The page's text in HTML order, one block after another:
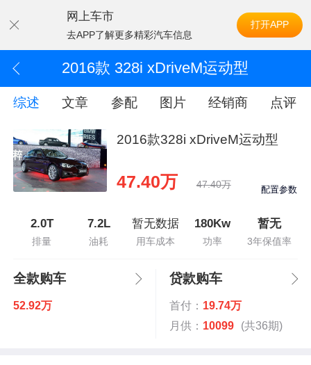
网上车市
去APP了解更多精彩汽车信息
打开APP
2016款 328i xDriveM运动型
综述 文章 参配 图片 经销商 点评
2016款328i xDriveM运动型
47.40万 47.40万 配置参数
2.0T
排量
7.2L
油耗
暂无数据
用车成本
180Kw
功率
暂无
3年保值率
全款购车
52.92万
贷款购车
首付： 19.74万
月供： 10099 (共36期)